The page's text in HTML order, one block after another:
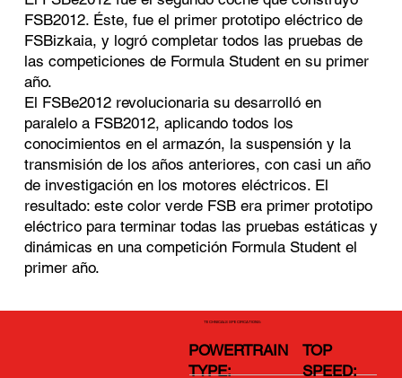
FSB2012. Éste, fue el primer prototipo eléctrico de
FSBizkaia, y logró completar todos las pruebas de
las competiciones de Formula Student en su primer
año.
El FSBe2012 revolucionaria su desarrolló en
paralelo a FSB2012, aplicando todos los
conocimientos en el armazón, la suspensión y la
transmisión de los años anteriores, con casi un año
de investigación en los motores eléctricos. El
resultado: este color verde FSB era primer prototipo
eléctrico para terminar todas las pruebas estáticas y
dinámicas en una competición Formula Student el
primer año.
POWERTRAIN
TYPE:
TECHNICALS SPECIFICATIONS:
TOP
SPEED: